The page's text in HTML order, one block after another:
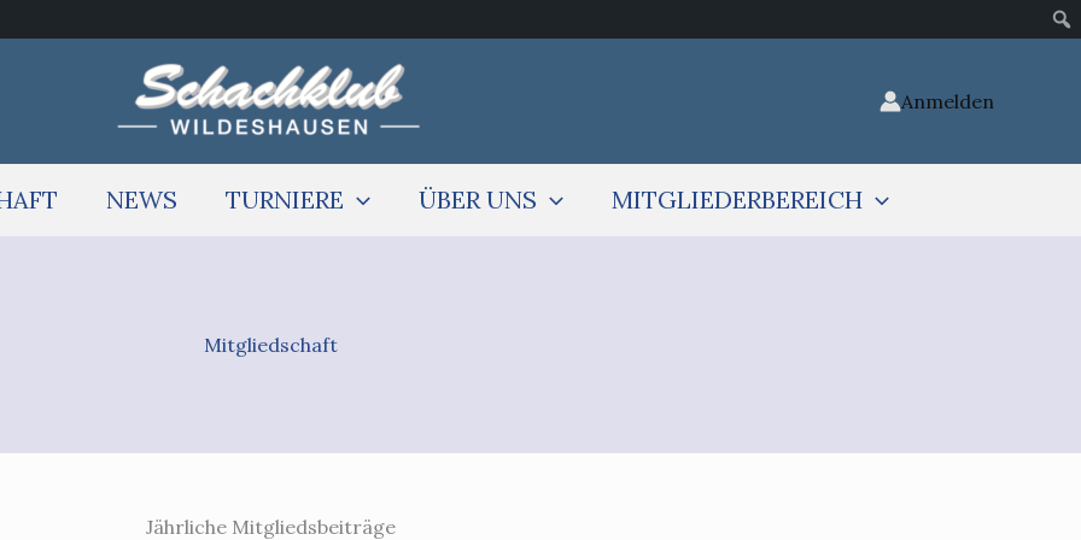
Anmelden
NEWS TURNIERE ÜBER UNS MITGLIEDERBEREICH
Mitgliedschaft
Jährliche Mitgliedsbeiträge